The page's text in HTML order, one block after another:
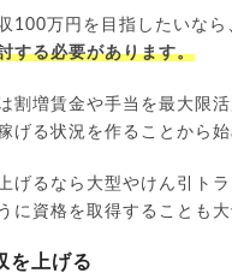
100万円を目指したいなら
する必要があります。
割増賃金や手当を最大限
げる状況を作ることから始
げるなら大型やけん引ト
に資格を取得することも大
を上げる